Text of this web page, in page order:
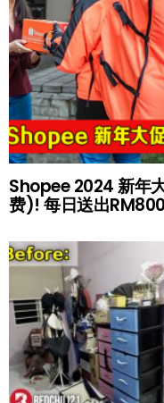
Shopee 2024 新年
费)! 每日送出